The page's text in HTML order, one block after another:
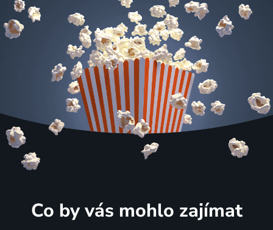
Co by vás mohlo zajímat